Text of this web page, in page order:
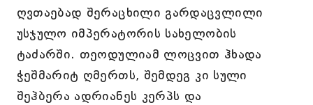
ღვთაებად შერაცხილი გარდაცვლილი
უსჯულო იმპერატორის სახელობის
ტაძარში. თეოდულიამ ლოცვით ჰხადა
ჭეშმარიტ ღმერთს, შემდეგ კი სული
შეჰბერა ადრიანეს კერპს და